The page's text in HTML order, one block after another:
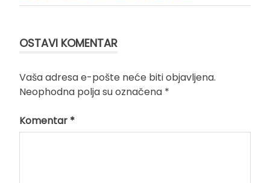
OSTAVI KOMENTAR
Vaša adresa e-pošte neće biti objavljena.
Neophodna polja su označena *
Komentar *